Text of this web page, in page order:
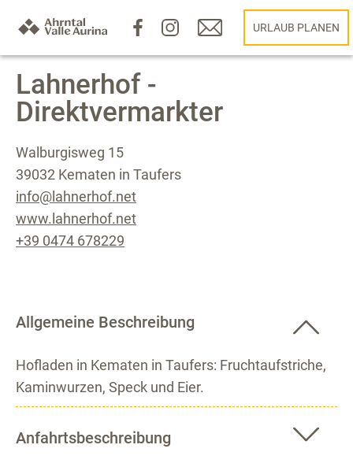
URLAUB PLANEN
Lahnerhof -
Direktvermarkter
Walburgisweg 15
39032 Kematen in Taufers
info@lahnerhof.net
www.lahnerhof.net
+39 0474 678229
Allgemeine Beschreibung
Hofladen in Kematen in Taufers: Fruchtaufstriche,
Kaminwurzen, Speck und Eier.
Anfahrtsbeschreibung